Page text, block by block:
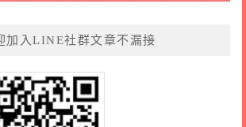
加入LINE社群文章不漏接